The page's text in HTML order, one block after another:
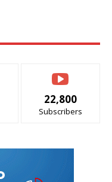
22,800
Subscribers